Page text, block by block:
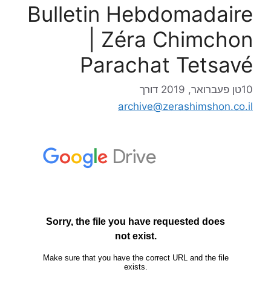
Bulletin Hebdomadaire
| Zéra Chimchon
Parachat Tetsavé
10טן פעברואר, 2019
דורך
archive@zerashimshon.co.il